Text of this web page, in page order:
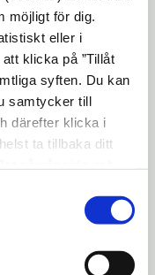
möjligt för dig.
eller i
klicka på ”Tillåt
syften. Du kan
samtycker till
därefter klicka i
ta tillbaka ditt
används och
och behandlar
för att
i nära
söka medel att
insatser
våld och